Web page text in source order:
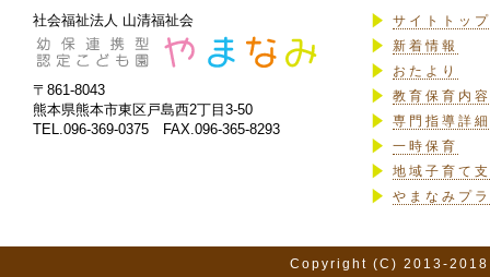
社会福祉法人 山清福祉会
〒861-8043
熊本県熊本市東区戸島西2丁目3-50
TEL.096-369-0375 FAX.096-365-8293
サイトトップ
新着情報
おたより
教育保育内
専門指導詳細
一時保育
地域子育て
やまなみプ
Copyright (C) 2013-